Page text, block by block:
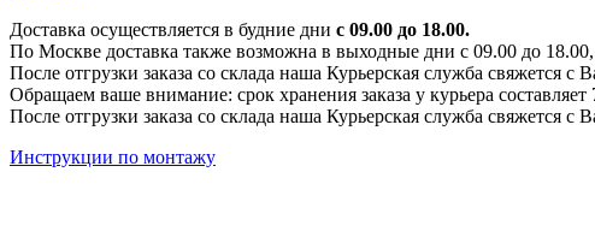
Доставка осуществляется в будние дни с 09.00 до 18.00.
По Москве доставка также возможна в выходные дни с 09.00 до
После отгрузки заказа со склада наша Курьерская служба свяжется с
Обращаем ваше внимание: срок хранения заказа у курьера
После отгрузки заказа со склада наша Курьерская служба свяжется с
Инструкции по монтажу